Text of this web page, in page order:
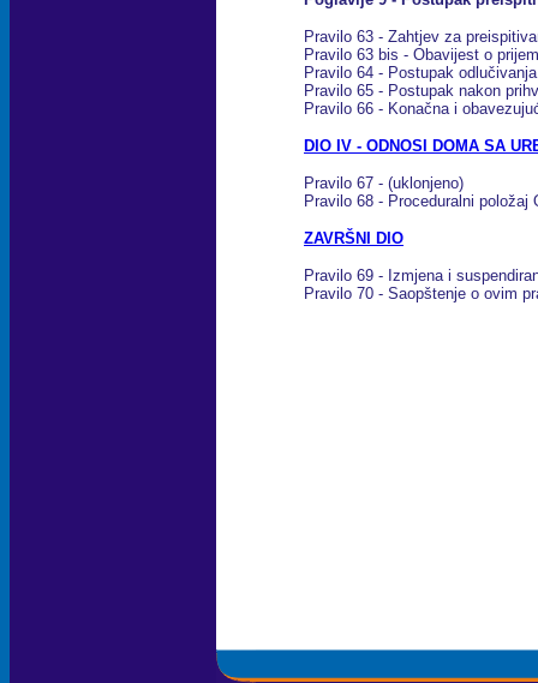
Pravilo 63 - Zahtjev za
Pravilo 63 bis - Obavijest o
Pravilo 64 - Postupak
Pravilo 65 - Postupak nakon
Pravilo 66 - Konačna i
DIO IV - ODNOSI DOMA SA
Pravilo 67 - (uklonjeno)
Pravilo 68 - Proceduralni položaj
ZAVRŠNI DIO
Pravilo 69 - Izmjena i
Pravilo 70 - Saopštenje o ovim